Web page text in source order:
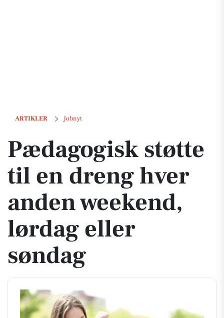
ARTIKLER Jobnyt
Pædagogisk støtte til en dreng hver anden weekend, lørdag eller
Pædagogisk støtte
til en dreng hver
anden weekend,
lørdag eller
søndag